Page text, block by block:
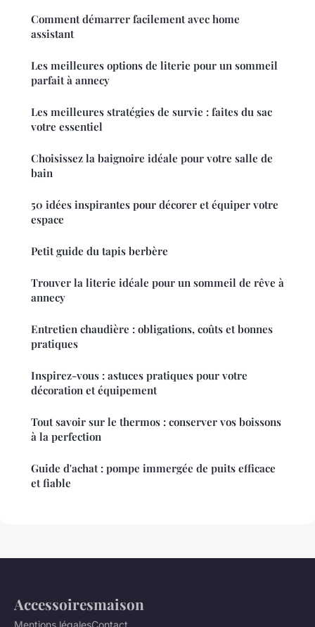
Comment démarrer facilement avec home
assistant
Les meilleures options de literie pour un sommeil
parfait à annecy
Les meilleures stratégies de survie : faites du sac
votre essentiel
Choisissez la baignoire idéale pour votre salle de
bain
50 idées inspirantes pour décorer et équiper votre
espace
Petit guide du tapis berbère
Trouver la literie idéale pour un sommeil de rêve à
annecy
Entretien chaudière : obligations, coûts et bonnes
pratiques
Inspirez-vous : astuces pratiques pour votre
décoration et équipement
Tout savoir sur le thermos : conserver vos boissons
à la perfection
Guide d'achat : pompe immergée de puits efficace
et fiable
Accessoiresmaison